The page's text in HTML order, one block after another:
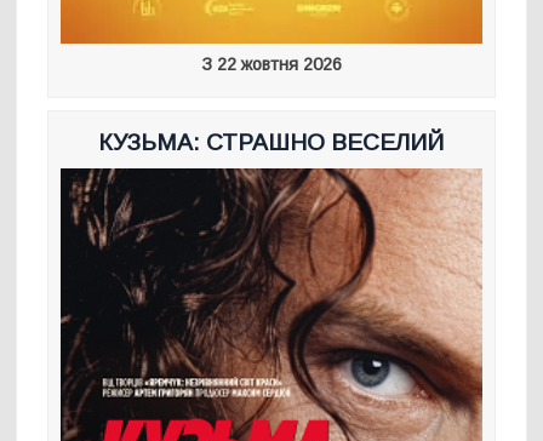
З 22 жовтня 2026
КУЗЬМА: СТРАШНО ВЕСЕЛИЙ